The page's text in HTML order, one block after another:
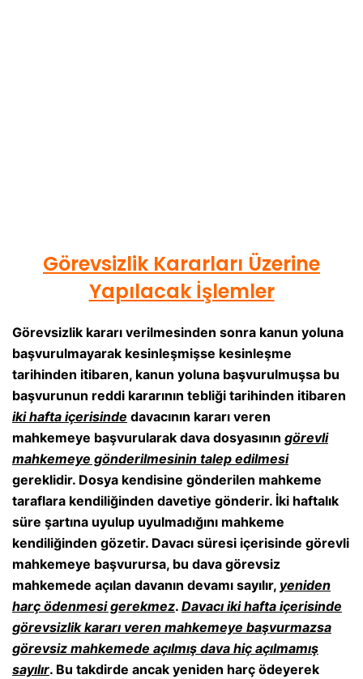
Görevsizlik Kararları Üzerine
Yapılacak İşlemler
Görevsizlik kararı verilmesinden sonra kanun yoluna
başvurulmayarak kesinleşmişse kesinleşme
tarihinden itibaren, kanun yoluna başvurulmuşsa bu
başvurunun reddi kararının tebliği tarihinden itibaren
iki hafta içerisinde davacının kararı veren
mahkemeye başvurularak dava dosyasının görevli
mahkemeye gönderilmesinin talep edilmesi
gereklidir. Dosya kendisine gönderilen mahkeme
taraflara kendiliğinden davetiye gönderir. İki haftalık
süre şartına uyulup uyulmadığını mahkeme
kendiliğinden gözetir. Davacı süresi içerisinde görevli
mahkemeye başvurursa, bu dava görevsiz
mahkemede açılan davanın devamı sayılır, yeniden
harç ödenmesi gerekmez. Davacı iki hafta içerisinde
görevsizlik kararı veren mahkemeye başvurmazsa
görevsiz mahkemede açılmış dava hiç açılmamış
sayılır. Bu takdirde ancak yeniden harç ödeyerek